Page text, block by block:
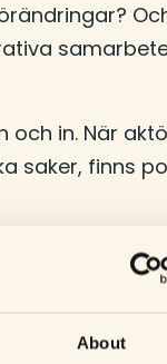
About
in. När
saker, finns
ett